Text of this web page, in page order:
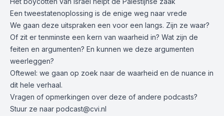
Een tweestatenoplossing is de enige weg naar vrede
We gaan deze uitspraken een voor een langs. Zijn ze waar?
Of zit er tenminste een kern van waarheid in? Wat zijn de
feiten en argumenten? En kunnen we deze argumenten
weerleggen?
Oftewel: we gaan op zoek naar de waarheid en de nuance in
dit hele verhaal.
Vragen of opmerkingen over deze of andere podcasts?
Stuur ze naar podcast@cvi.nl